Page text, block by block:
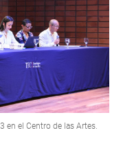
en el Centro de las Artes.